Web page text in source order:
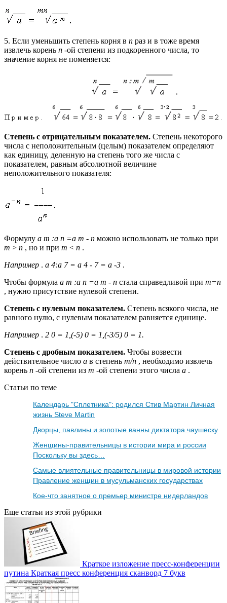
5. Если уменьшить степень корня в n раз и в тоже время
извлечь корень n -ой степени из подкоренного числа, то
значение корня не поменяется:
Степень с отрицательным показателем. Степень некоторого
числа с неположительным (целым) показателем определяют
как единицу, деленную на степень того же числа с
показателем, равным абсолютной величине
неположительного показателя:
Формулу a m :a n =a m - n можно использовать не только при
m > n , но и при m < n .
Например . a 4:a 7 = a 4 - 7 = a -3 .
Чтобы формула a m :a n =a m - n стала справедливой при m=n
, нужно присутствие нулевой степени.
Степень с нулевым показателем. Степень всякого числа, не
равного нулю, с нулевым показателем равняется единице.
Например . 2 0 = 1,(-5) 0 = 1,(-3/5) 0 = 1.
Степень с дробным показателем. Чтобы возвести
действительное число а в степень m/n , необходимо извлечь
корень n -ой степени из m -ой степени этого числа а .
Статьи по теме
Календарь "Сплетника": родился Стив Мартин Личная
жизнь Steve Martin
Дворцы, павлины и золотые ванны диктатора чаушеску
Женщины-правительницы в истории мира и россии
Поскольку вы здесь…
Самые влиятельные правительницы в мировой истории
Правление женщин в мусульманских государствах
Кое-что занятное о премьер министре нидерландов
Еще статьи из этой рубрики
Краткое изложение пресс-конференции
путина Краткая пресс конференция сканворд 7 букв